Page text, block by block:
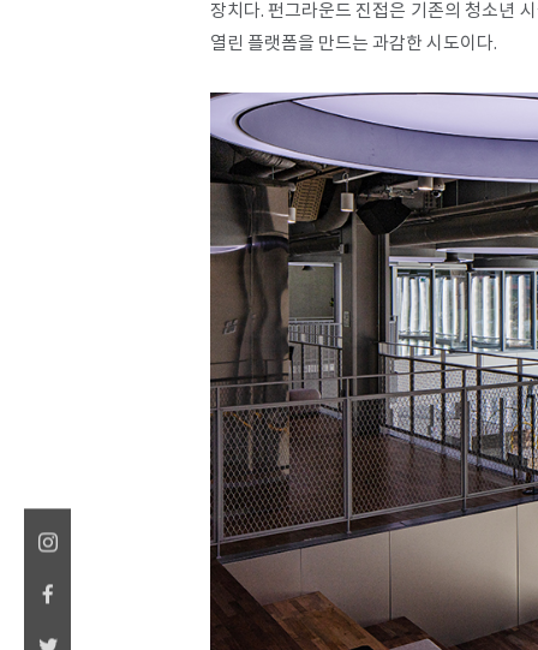
장치다. 펀그라운드 진접은 기존의 청소년
열린 플랫폼을 만드는 과감한 시도이다.